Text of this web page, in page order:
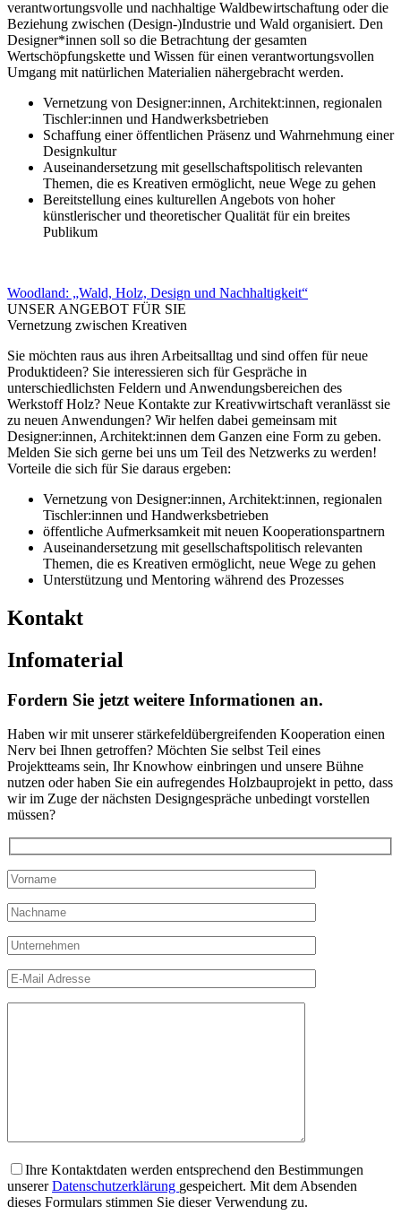
verantwortungsvolle und nachhaltige Waldbewirtschaftung oder die
Beziehung zwischen (Design-)Industrie und Wald organisiert. Den
Designer*innen soll so die Betrachtung der gesamten
Wertschöpfungskette und Wissen für einen verantwortungsvollen
Umgang mit natürlichen Materialien nähergebracht werden.
Vernetzung von Designer:innen, Architekt:innen, regionalen
Tischler:innen und Handwerksbetrieben
Schaffung einer öffentlichen Präsenz und Wahrnehmung einer
Designkultur
Auseinandersetzung mit gesellschaftspolitisch relevanten
Themen, die es Kreativen ermöglicht, neue Wege zu gehen
Bereitstellung eines kulturellen Angebots von hoher
künstlerischer und theoretischer Qualität für ein breites
Publikum
Woodland: „Wald, Holz, Design und Nachhaltigkeit“
UNSER ANGEBOT FÜR SIE
Vernetzung zwischen Kreativen
Sie möchten raus aus ihren Arbeitsalltag und sind offen für neue
Produktideen? Sie interessieren sich für Gespräche in
unterschiedlichsten Feldern und Anwendungsbereichen des
Werkstoff Holz? Neue Kontakte zur Kreativwirtschaft veranlässt sie
zu neuen Anwendungen? Wir helfen dabei gemeinsam mit
Designer:innen, Architekt:innen dem Ganzen eine Form zu geben.
Melden Sie sich gerne bei uns um Teil des Netzwerks zu werden!
Vorteile die sich für Sie daraus ergeben:
Vernetzung von Designer:innen, Architekt:innen, regionalen
Tischler:innen und Handwerksbetrieben
öffentliche Aufmerksamkeit mit neuen Kooperationspartnern
Auseinandersetzung mit gesellschaftspolitisch relevanten
Themen, die es Kreativen ermöglicht, neue Wege zu gehen
Unterstützung und Mentoring während des Prozesses
Kontakt
Infomaterial
Fordern Sie jetzt weitere Informationen an.
Haben wir mit unserer stärkefeldübergreifenden Kooperation einen
Nerv bei Ihnen getroffen? Möchten Sie selbst Teil eines
Projektteams sein, Ihr Knowhow einbringen und unsere Bühne
nutzen oder haben Sie ein aufregendes Holzbauprojekt in petto, dass
wir im Zuge der nächsten Designgespräche unbedingt vorstellen
müssen?
Ihre Kontaktdaten werden entsprechend den Bestimmungen
unsererDatenschutzerklärung gespeichert. Mit dem Absenden
dieses Formulars stimmen Sie dieser Verwendung zu.